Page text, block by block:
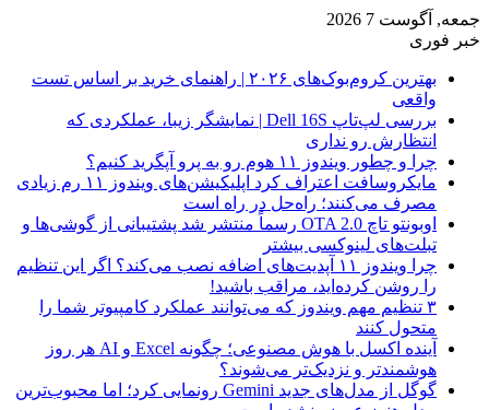
جمعه, آگوست 7 2026
خبر فوری
بهترین کروم‌بوک‌های ۲۰۲۶ | راهنمای خرید بر اساس تست
واقعی
بررسی لپ‌تاپ Dell 16S | نمایشگر زیبا، عملکردی که
انتظارش رو نداری
چرا و چطور ویندوز ۱۱ هوم رو به پرو آپگرید کنیم؟
مایکروسافت اعتراف کرد اپلیکیشن‌های ویندوز ۱۱ رم زیادی
مصرف می‌کنند؛ راه‌حل در راه است
اوبونتو تاچ OTA 2.0 رسماً منتشر شد پشتیبانی از گوشی‌ها و
تبلت‌های لینوکسی بیشتر
چرا ویندوز ۱۱ آپدیت‌های اضافه نصب می‌کند؟ اگر این تنظیم
را روشن کرده‌اید، مراقب باشید!
۳ تنظیم مهم ویندوز که می‌توانند عملکرد کامپیوتر شما را
متحول کنند
آینده اکسل با هوش مصنوعی؛ چگونه Excel و AI هر روز
هوشمندتر و نزدیک‌تر می‌شوند؟
گوگل از مدل‌های جدید Gemini رونمایی کرد؛ اما محبوب‌ترین